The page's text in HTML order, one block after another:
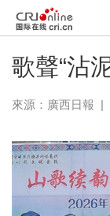
歌聲“沾
來源： 廣西日報 |